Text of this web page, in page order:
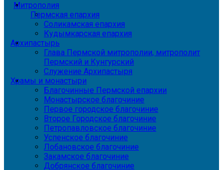
Митрополия
Пермская епархия
Соликамская епархия
Кудымкарская епархия
Архипастырь
Глава Пермской митрополии, митрополит
Пермский и Кунгурский
Служение Архипастыря
Храмы и монастыри
Благочинные Пермской епархии
Монастырское благочиние
Первое городское благочиние
Второе Городское благочиние
Петропавловское благочиние
Успенское благочиние
Лобановское благочиние
Закамское благочиние
Добрянское благочиние